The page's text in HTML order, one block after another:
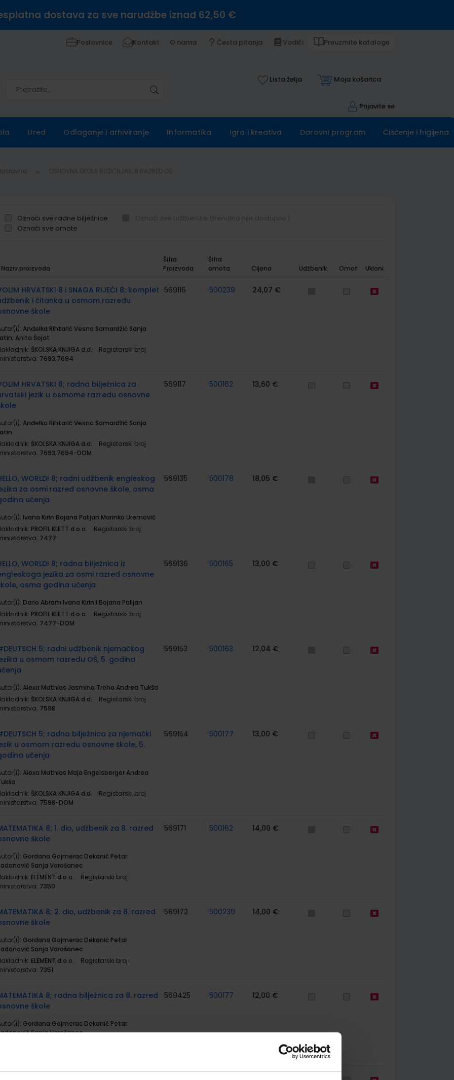
dostava za sve narudžbe iznad 62,50 €
Poslovnice Kontakt O nama Česta pitanja Vodiči Preuzmite kataloge
Lista želja Moja košarica
Prijavite se
Ured Odlaganje i arhiviranje Informatika Igra i kreativa Darovni program Čišćenje i higijena
Označi sve radne bilježnice
Označi sve omote
Naziv proizvoda
Šifra
Proizvoda
Šifra
omota
Cijena Udžbenik Omot Ukloni
HRVATSKI 8 i SNAGA RIJEČI 8; komplet
i čitanka u osmom razredu
škole
Anđelka Rihtarić Vesna Samardžić Sanja
Anita Šojat
ŠKOLSKA KNJIGA d.d.
Registarski broj
7693;7694
569116 500239 24,07 €
HRVATSKI 8; radna bilježnica za
jezik u osmome razredu osnovne
Anđelka Rihtarić Vesna Samardžić Sanja
ŠKOLSKA KNJIGA d.d.
Registarski broj
7693;7694-DOM
569117 500162 13,60 €
WORLD! 8; radni udžbenik engleskog
za osmi razred osnovne škole, osma
učenja
Ivana Kirin Bojana Palijan Marinko Uremović
PROFIL KLETT d.o.o.
Registarski broj
7477
569135 500178 18,05 €
WORLD! 8; radna bilježnica iz
jezika za osmi razred osnovne
osma godina učenja
Dario Abram Ivana Kirin i Bojana Palijan
PROFIL KLETT d.o.o.
Registarski broj
7477-DOM
569136 500165 13,00 €
5; radni udžbenik njemačkog
u osmom razredu OŠ, 5. godina
Alexa Mathias Jasmina Troha Andrea Tukša
ŠKOLSKA KNJIGA d.d.
Registarski broj
7598
569153 500163 12,04 €
5; radna bilježnica za njemački
u osmom razredu osnovne škole, 5.
učenja
Alexa Mathias Maja Engelsberger Andrea
ŠKOLSKA KNJIGA d.d.
Registarski broj
7598-DOM
569154 500177 13,00 €
8; 1. dio, udžbenik za 8. razred
škole
Gordana Gojmerac Dekanić Petar
Sanja Varošanec
ELEMENT d.o.o.
Registarski broj
7350
569171 500162 14,00 €
8; 2. dio, udžbenik za 8. razred
škole
Gordana Gojmerac Dekanić Petar
Sanja Varošanec
ELEMENT d.o.o.
Registarski broj
7351
569172 500239 14,00 €
8; radna bilježnica za 8. razred
škole
Gordana Gojmerac Dekanić Petar
Sanja Varošanec
569425 500177 12,00 €